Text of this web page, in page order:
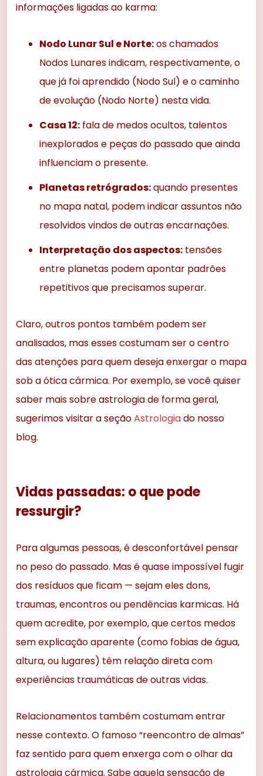
informações ligadas ao karma:
Nodo Lunar Sul e Norte:os chamados
Nodos Lunares indicam, respectivamente, o
que já foi aprendido (Nodo Sul) e o caminho
de evolução (Nodo Norte) nesta vida.
Casa 12: fala de medos ocultos, talentos
inexplorados e peças do passado que ainda
influenciam o presente.
Planetas retrógrados:quando presentes
no mapa natal, podem indicar assuntos não
resolvidos vindos de outras encarnações.
Interpretação dos aspectos: tensões
entre planetas podem apontar padrões
repetitivos que precisamos superar.
Claro, outros pontos também podem ser
analisados, mas esses costumam ser o centro
das atenções para quem deseja enxergar o mapa
sob a ótica cármica. Por exemplo, se você quiser
saber mais sobre astrologia de forma geral,
sugerimos visitar a seçãoAstrologiado nosso
blog.
Vidas passadas: o que pode
ressurgir?
Para algumas pessoas, é desconfortável pensar
no peso do passado. Mas é quase impossível fugir
dos resíduos que ficam — sejam eles dons,
traumas, encontros ou pendências karmicas. Há
quem acredite, por exemplo, que certos medos
sem explicação aparente (como fobias de água,
altura, ou lugares) têm relação direta com
experiências traumáticas de outras vidas.
Relacionamentos também costumam entrar
nesse contexto. O famoso “reencontro de almas”
faz sentido para quem enxerga com o olhar da
astrologia cármica. Sabe aquela sensação de